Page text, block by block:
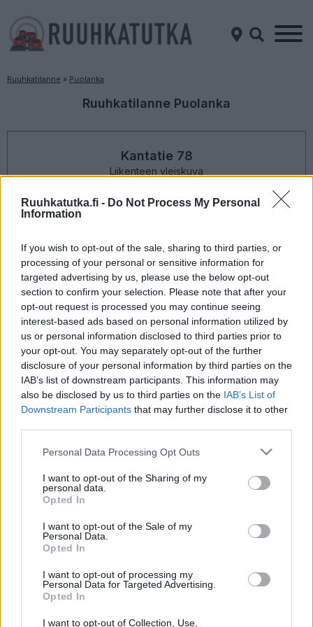
Ruuhkatutka.fi - Do Not Process My Personal
Information
If you wish to opt-out of the sale, sharing to third parties, or
processing of your personal or sensitive information for
targeted advertising by us, please use the below opt-out
section to confirm your selection. Please note that after your
opt-out request is processed you may continue seeing
interest-based ads based on personal information utilized by
us or personal information disclosed to third parties prior to
your opt-out. You may separately opt-out of the further
disclosure of your personal information by third parties on the
IAB’s list of downstream participants. This information may
also be disclosed by us to third parties on the IAB’s List of
Downstream Participants that may further disclose it to other
Please note that this website/app uses one or more Google
not limited to your visit or usage behaviour. You may click to
grant or deny consent to Google and its third-party tags to
use your data for below specified purposes in below Google
consent section.
Personal Data Processing Opt Outs
I want to opt-out of the Sharing of my
personal data.
Opted In
I want to opt-out of the Sale of my
Personal Data.
Opted In
I want to opt-out of processing my
Personal Data for Targeted Advertising.
Opted In
I want to opt-out of Collection, Use,
Ruuhkatilanne » Puolanka
Ruuhkatilanne Puolanka
Kantatie 78
Liikenteen yleiskuva
Suuntaan
Liikenne sujuvaa
Keskinopeus
97 km/h(+3 km/h)
Liikennemäärä
72 kpl/h
Suuntaan
Liikenne sujuvaa
Keskinopeus
97 km/h(-3 km/h)
Liikennemäärä
60 kpl/h
(+24 kpl/h)
Yleiskuvassa huomioitu mittauspisteet välillä Puolanka, Aska -
Puolanka, Aska
Liikenne mittauspisteittäin
← Puolanka, Aska
Puolanka, Aska →
Liikenne Puolangassa
Vilkkaimmat tiet Puolangassa, kutenKantatie 78
, voivat
ruuhkautua erityisesti arjen ruuhka-aikoina, kuten klo 7–9 ja klo
millä tieosuuksilla liikenne sujuu normaalisti ja missä kannattaa